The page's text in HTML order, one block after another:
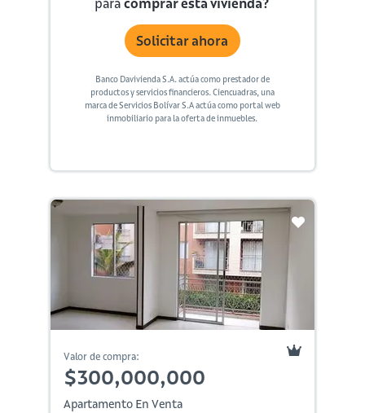
paracomprar esta vivienda?
Solicitar ahora
Banco Davivienda S.A. actúa como prestador de
productos y servicios financieros. Ciencuadras, una
marca de Servicios Bolívar S.A actúa como portal web
inmobiliario para la oferta de inmuebles.
Valor de compra:
$300,000,000
Apartamento En Venta